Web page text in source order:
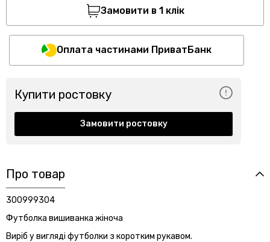
Замовити в 1 клік
Оплата частинами ПриватБанк
Купити ростовку
Замовити ростовку
Про товар
300999304
Футболка вишиванка жіноча
Виріб у вигляді футболки з коротким рукавом.